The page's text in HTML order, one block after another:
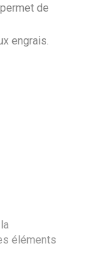
de
engrais.
éléments